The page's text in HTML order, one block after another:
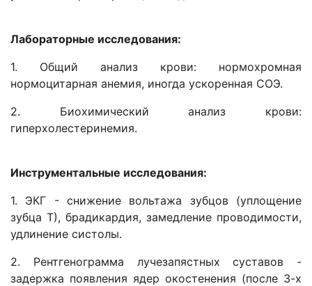
Лабораторные исследования:
1. Общий анализ крови: нормохромная
нормоцитарная анемия, иногда ускоренная СОЭ.
2. Биохимический анализ крови:
гиперхолестеринемия.
Инструментальные исследования:
1. ЭКГ - снижение вольтажа зубцов (уплощение
зубца Т), брадикардия, замедление проводимости,
удлинение систолы.
2. Рентгенограмма лучезапястных суставов -
задержка появления ядер окостенения (после 3-х